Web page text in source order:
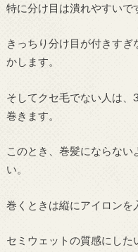
特に分け目は潰れやすいで
きっちり分け目が付きすぎ
かします。
そしてクセ毛でない人は
巻きます。
このとき、巻髪にならない
い。
巻くときは縦にアイロンを
セミウェットの質感にし